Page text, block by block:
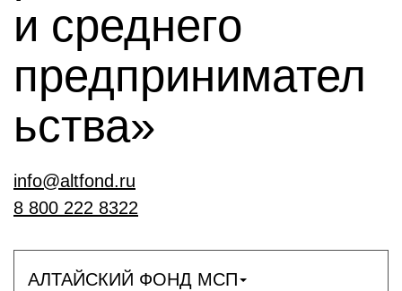
и среднего
предпринимател
ьства»
info@altfond.ru
8 800 222 8322
АЛТАЙСКИЙ ФОНД МСП